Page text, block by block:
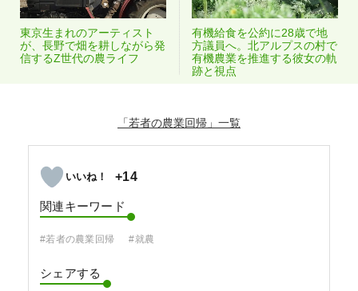
東京生まれのアーティスト
が、長野で畑を耕しながら発
信するZ世代の農ライフ
有機給食を公約に28歳で地
方議員へ。北アルプスの村で
有機農業を推進する彼女の軌
跡と視点
「若者の農業回帰」
+14
関連キーワード
#若者の農業回帰 #就農
シェアする